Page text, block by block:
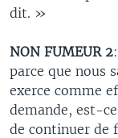
dit. »
NON FUMEUR 2
parce que nous
exerce comme
demande, est-
de continuer de